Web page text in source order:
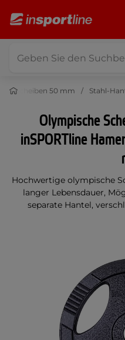
50 mm Stahl-
Olympische
inSPORTline
Hochwertige olympische
langer Lebensdauer,
separate Hantel,